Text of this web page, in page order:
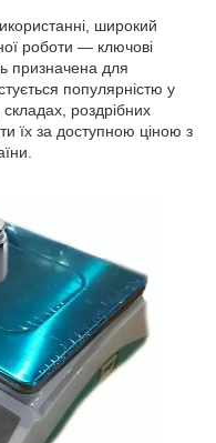
широкий
роботи — ключові
призначена для
популярністю у
роздрібних
їх за доступною ціною з